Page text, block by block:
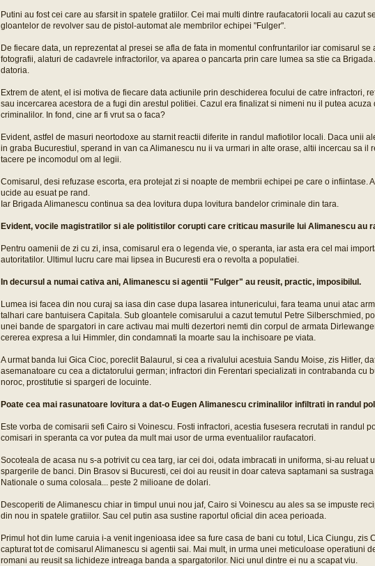
Putini au fost cei care au sfarsit in spatele gratiilor. Cei mai multi dintre raufacatorii locali au cazut
gloantelor de revolver sau de pistol-automat ale membrilor echipei "Fulger".
De fiecare data, un reprezentat al presei se afla de fata in momentul confruntarilor iar comisarul se
fotografii, alaturi de cadavrele infractorilor, va aparea o pancarta prin care lumea sa stie ca
datoria.
Extrem de atent, el isi motiva de fiecare data actiunile prin deschiderea focului de catre infractori,
sau incercarea acestora de a fugi din arestul politiei. Cazul era finalizat si nimeni nu il putea acuza
criminalilor. In fond, cine ar fi vrut sa o faca?
Evident, astfel de masuri neortodoxe au starnit reactii diferite in randul mafiotilor locali. Daca unii
in graba Bucurestiul, sperand in van ca Alimanescu nu ii va urmari in alte orase, altii incercau sa il
tacere pe incomodul om al legii.
Comisarul, desi refuzase escorta, era protejat zi si noapte de membrii echipei pe care o infiintase.
ucide au esuat pe rand.
Iar Brigada Alimanescu continua sa dea lovitura dupa lovitura bandelor criminale din tara.
Evident, vocile magistratilor si ale politistilor corupti care criticau masurile lui Alimanescu au
Pentru oamenii de zi cu zi, insa, comisarul era o legenda vie, o speranta, iar asta era cel mai
autoritatilor. Ultimul lucru care mai lipsea in Bucuresti era o revolta a populatiei.
In decursul a numai cativa ani, Alimanescu si agentii "Fulger" au reusit, practic, imposibilul.
Lumea isi facea din nou curaj sa iasa din case dupa lasarea intunericului, fara teama unui atac
talhari care bantuisera Capitala. Sub gloantele comisarului a cazut temutul Petre Silberschmied,
unei bande de spargatori in care activau mai multi dezertori nemti din corpul de armata
cererea expresa a lui Himmler, din condamnati la moarte sau la inchisoare pe viata.
A urmat banda lui Gica Cioc, poreclit Balaurul, si cea a rivalului acestuia Sandu Moise, zis Hitler,
asemanatoare cu cea a dictatorului german; infractori din Ferentari specializati in contrabanda cu
noroc, prostitutie si spargeri de locuinte.
Poate cea mai rasunatoare lovitura a dat-o Eugen Alimanescu criminalilor infiltrati in randul
Este vorba de comisarii sefi Cairo si Voinescu. Fosti infractori, acestia fusesera recrutati in randul
comisari in speranta ca vor putea da mult mai usor de urma eventualilor raufacatori.
Socoteala de acasa nu s-a potrivit cu cea targ, iar cei doi, odata imbracati in uniforma, si-au reluat
spargerile de banci. Din Brasov si Bucuresti, cei doi au reusit in doar cateva saptamani sa
Nationale o suma colosala... peste 2 milioane de dolari.
Descoperiti de Alimanescu chiar in timpul unui nou jaf, Cairo si Voinescu au ales sa se impuste
din nou in spatele gratiilor. Sau cel putin asa sustine raportul oficial din acea perioada.
Primul hot din lume caruia i-a venit ingenioasa idee sa fure casa de bani cu totul, Lica Ciungu, zis
capturat tot de comisarul Alimanescu si agentii sai. Mai mult, in urma unei meticuloase operatiuni
romani au reusit sa lichideze intreaga banda a spargatorilor. Nici unul dintre ei nu a scapat viu.